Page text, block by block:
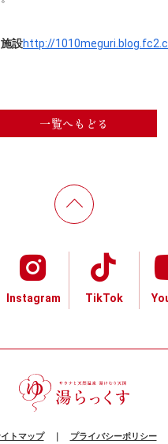
設http://
一覧へもどる
Instagram TikTok
トマップ｜ プライバシーポリシー